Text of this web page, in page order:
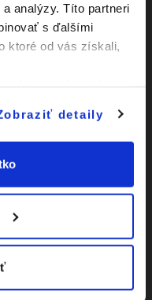
analýzy. Títo partneri
s ďalšími
ktoré od vás získali,
detaily